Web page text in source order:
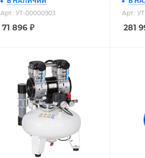
Арт.: УТ-00000903
71 896 ₽
Арт.:
281